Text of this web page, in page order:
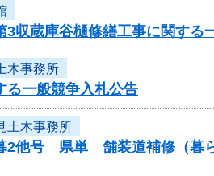
3収蔵庫谷樋修繕工事に関する
木事務所
る一般競争入札公告
土木事務所
2他号 県単 舗装道補修（暮